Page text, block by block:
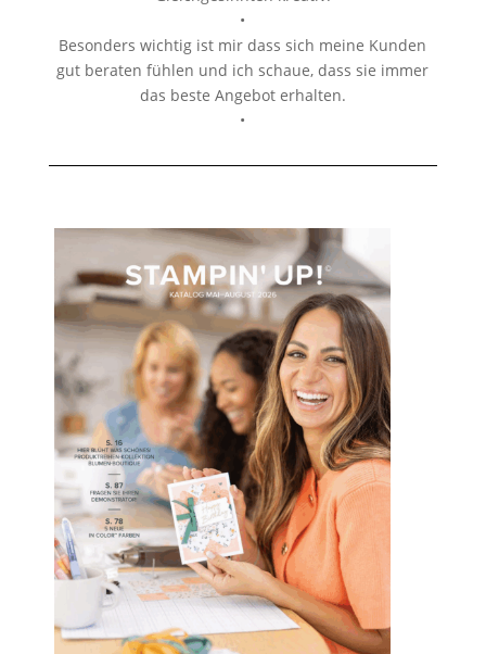
•
Besonders wichtig ist mir dass sich meine Kunden
gut beraten fühlen und ich schaue, dass sie immer
das beste Angebot erhalten.
•